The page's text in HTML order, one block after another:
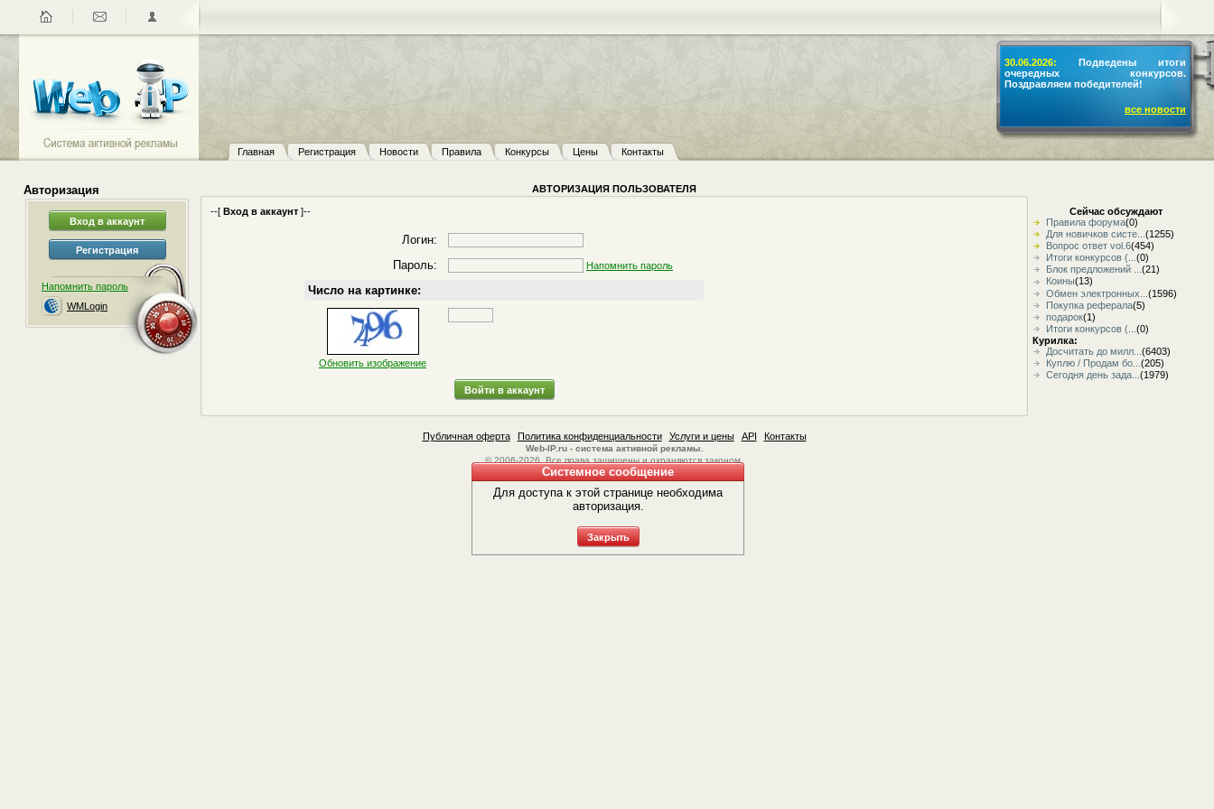
30.06.2026: Подведены итоги
очередных конкурсов.
Поздравляем победителей!
все новости
Главная Регистрация Новости Правила Конкурсы Цены Контакты
Авторизация
Напомнить пароль
WMLogin
АВТОРИЗАЦИЯ ПОЛЬЗОВАТЕЛЯ
--[ Вход в аккаунт ]--
Логин:
Пароль:
Напомнить пароль
Число на картинке:
Обновить изображение
Публичная оферта Политика конфиденциальности Услуги и цены API Контакты
Web-IP.ru - система активной рекламы.
© 2006-2026. Все права защищены и охраняются законом.
Системное сообщение
Для доступа к этой странице необходима
авторизация.
Сейчас обсуждают
Правила форума(0)
Для новичков систе... (1255)
Вопрос ответ vol.6(454)
Итоги конкурсов (... (0)
Блок предложений ... (21)
Коины(13)
Обмен электронных... (1596)
Покупка реферала(5)
подарок(1)
Итоги конкурсов (... (0)
Курилка:
Досчитать до милл... (6403)
Куплю / Продам бо... (205)
Сегодня день зада... (1979)